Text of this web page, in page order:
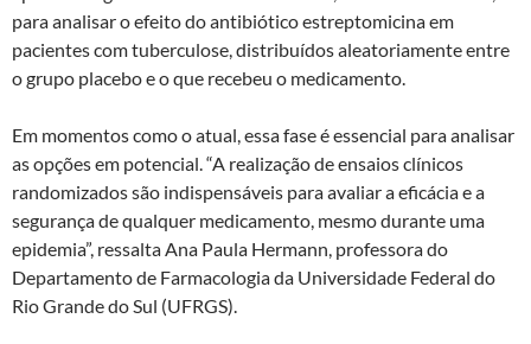
para analisar o efeito do antibiótico estreptomicina em
pacientes com tuberculose, distribuídos aleatoriamente entre
o grupo placebo e o que recebeu o medicamento.
Em momentos como o atual, essa fase é essencial para analisar
as opções em potencial. “A realização de ensaios clínicos
randomizados são indispensáveis para avaliar a eficácia e a
segurança de qualquer medicamento, mesmo durante uma
epidemia”, ressalta Ana Paula Hermann, professora do
Departamento de Farmacologia da Universidade Federal do
Rio Grande do Sul (UFRGS).